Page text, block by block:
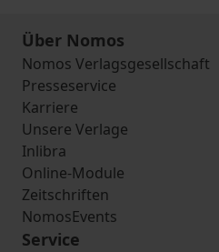
Über Nomos
Nomos Verlagsgesellschaft
Presseservice
Karriere
Unsere Verlage
Inlibra
Online-Module
Zeitschriften
NomosEvents
Service